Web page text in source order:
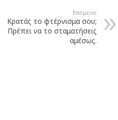
Επόμενο
Κρατάς το φτέρνισμα σου;
Πρέπει να το σταματήσεις
αμέσως.